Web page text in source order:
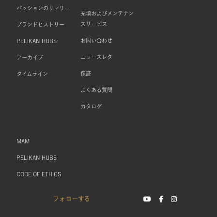
パッションのサマリー
ブランドヒストリー
PELIKAN HUBS
アーカイブ
タイムライン
充填およびメンテナン
スサービス
お問い合わせ
ニュースレタ
保証
よくある質問
カタログ
MAM
PELIKAN HUBS
CODE OF ETHICS
フォローする